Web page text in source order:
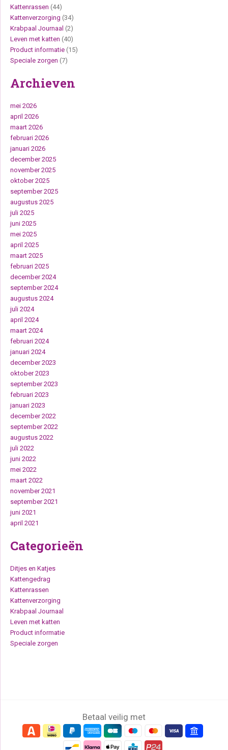
Kattenrassen (44)
Kattenverzorging (34)
Krabpaal Journaal (2)
Leven met katten (40)
Product informatie (15)
Speciale zorgen (7)
Archieven
mei 2026
april 2026
maart 2026
februari 2026
januari 2026
december 2025
november 2025
oktober 2025
september 2025
augustus 2025
juli 2025
juni 2025
mei 2025
april 2025
maart 2025
februari 2025
december 2024
september 2024
augustus 2024
juli 2024
april 2024
maart 2024
februari 2024
januari 2024
december 2023
oktober 2023
september 2023
februari 2023
januari 2023
december 2022
september 2022
augustus 2022
juli 2022
juni 2022
mei 2022
maart 2022
november 2021
september 2021
juni 2021
april 2021
Categorieën
Ditjes en Katjes
Kattengedrag
Kattenrassen
Kattenverzorging
Krabpaal Journaal
Leven met katten
Product informatie
Speciale zorgen
Betaal veilig met